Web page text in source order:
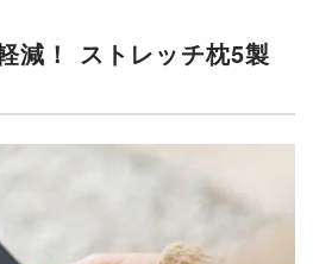
減！ ストレッチ枕5製